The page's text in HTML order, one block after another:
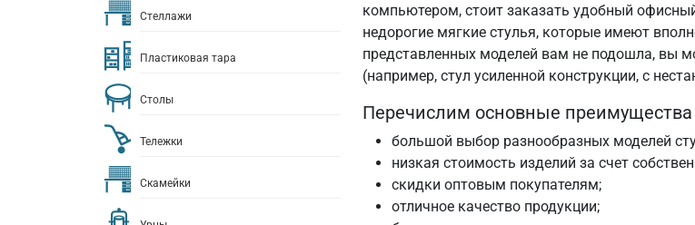
Стеллажи
Пластиковая тара
Столы
Тележки
Скамейки
компьютером, стоит заказать удобный
недорогие мягкие стулья, которые имеют
представленных моделей вам не подошла, вы
(например, стул усиленной конструкции, с
Перечислим основные преимущества
большой выбор разнообразных моделей
низкая стоимость изделий за счет
скидки оптовым покупателям;
отличное качество продукции;